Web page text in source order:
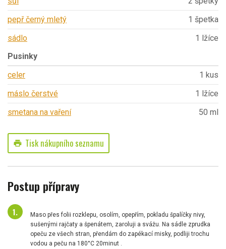
pepř černý mletý
1 špetka
sádlo
1 lžíce
Pusinky
celer
1 kus
máslo čerstvé
1 lžíce
smetana na vaření
50 ml
print Tisk nákupního seznamu
Postup přípravy
Maso přes folii rozklepu, osolím, opepřím, pokladu špalíčky nivy,
sušenými rajčaty a špenátem, zaroluji a svážu. Na sádle zprudka
opeču ze všech stran, přendám do zapékací misky, podliji trochu
vodou a peču na 180°C 20minut .